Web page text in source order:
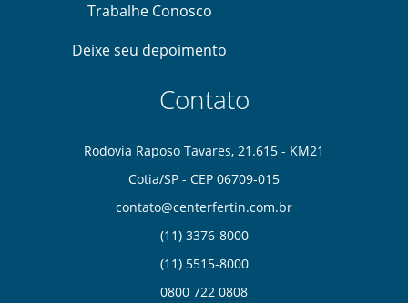
Trabalhe Conosco
Deixe seu depoimento
Contato
Rodovia Raposo Tavares, 21.615 - KM21
Cotia/SP - CEP 06709-015
contato@centerfertin.com.br
(11) 3376-8000
(11) 5515-8000
0800 722 0808